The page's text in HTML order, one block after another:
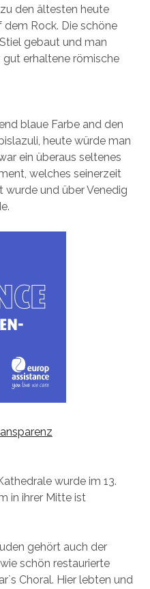
den ältesten heute
dem Rock. Die schöne
gebaut und man
gut erhaltene römische
blaue Farbe and den
heute würde man
ein überaus seltenes
welches seinerzeit
und über Venedig
wurde im 13.
in ihrer Mitte ist
gehört auch der
schön restaurierte
Choral. Hier lebten und